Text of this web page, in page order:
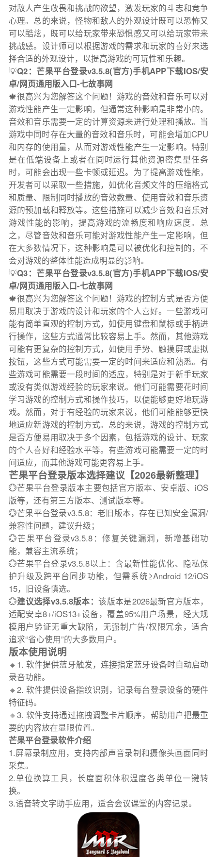
对敌人产生敬畏和挑战的欲望，激发玩家的斗志和竞争
心理。总的来说，怪物和敌人的外观设计既可以恐怖又
可以酷炫，既可以给玩家带来恐惧感又可以给玩家带来
挑战感。设计师可以根据游戏的需求和玩家的喜好来选
择合适的外观设计，以提高游戏的可玩性和乐趣。
💡Q2：芒果平台登录v3.5.8(官方)手机APP下载IOS/安
卓/网页通用版入口-七故事网
🍁很高兴为您解答这个问题！游戏的音效和音乐可以对
游戏性能产生一定影响，但通常这种影响是非常小的。
音效和音乐需要一定的计算资源来进行处理和播放。当
游戏中同时存在大量的音效和音乐时，可能会增加CPU
和内存的使用量，从而对游戏性能产生一定影响。特别
是在低端设备上或者在同时运行其他资源密集型任务
时，可能会出现一些卡顿或延迟。为了提高游戏性能，
开发者可以采取一些措施，如优化音频文件的压缩格式
和质量、限制同时播放的音效数量、使用音效和音乐资
源的预加载和释放等。这些措施可以减少音效和音乐对
游戏性能的影响，提高游戏的流畅度和响应速度。总
之，尽管音效和音乐可能对游戏性能产生一定影响，但
在大多数情况下，这种影响是可以被优化和控制的，不
会对游戏的整体性能造成明显的影响。
💡Q3：芒果平台登录v3.5.8(官方)手机APP下载IOS/安
卓/网页通用版入口-七故事网
🍁很高兴为您解答这个问题！游戏的控制方式是否方便
易用取决于游戏的设计和玩家的个人喜好。一些游戏可
能有简单直观的控制方式，如使用键盘和鼠标或手柄进
行操作，这些方式通常比较容易上手。然而，其他游戏
可能有更复杂的控制方式，如使用手势、触摸屏或虚拟
按钮，这些方式可能需要一定的时间来适应和熟悉。有
些游戏可能需要一段时间的适应，特别是对于新手玩家
或没有类似游戏经验的玩家来说。他们可能需要花时间
学习游戏的控制方式和操作技巧，以便能够更好地玩游
戏。然而，对于有经验的玩家来说，他们可能能够更快
地适应新游戏的控制方式。总的来说，游戏的控制方式
是否方便易用取决于多个因素，包括游戏的设计、玩家
的个人喜好和经验水平等。有些游戏可能需要一定的时
间适应，而其他游戏可能更容易上手。
芒果平台登录版本选择建议【2026最新整理】
💮芒果平台登录版本主要包括官方版本、安卓版、iOS
版等，还有第三方版本、测试版本等。
💮芒果平台登录v3.5.8：老旧版本，存在已知安全漏洞/
兼容性问题，建议升级；
💮芒果平台登录v3.5.8：修复关键漏洞，新增基础功
能，兼容主流系统；
💮芒果平台登录v3.5.8以上：含最新性能优化、隐私保
护升级及跨平台同步功能，但需系统≥Android 12/iOS
15，旧设备慎选。
💮建议选择v3.5.8版本：该版本是2026最新官方版本，
适配安卓8+/iOS13+设备，覆盖95%用户场景，经大规
模用户验证无重大缺陷，无强制广告/权限冗余，适合
追求“省心使用”的大多数用户。
版本使用说明
🔸1. 软件提供蓝牙触发，连接指定蓝牙设备时自动启动
录音功能。
🔸2. 软件提供设备指纹识别，记录每台登录设备的硬件
特征码。
🔸3. 软件支持通过拖拽调整卡片顺序，帮助用户把最重
要的内容放在显眼位置。
芒果平台登录软件介绍
1.屏幕录制应用，支持内部声音录制和摄像头画面同时
采集。
2.单位换算工具，长度面积体积温度各类单位一键转
换。
3.语音转文字助手应用，适合会议课堂的内容记录。